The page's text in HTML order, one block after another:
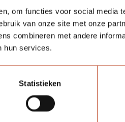
om functies voor social media
van onze site met onze
combineren met andere
hun services.
Statistieken